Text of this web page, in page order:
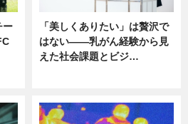
ー
「美しくありたい」は贅沢で
はない――乳がん経験から見
えた社会課題とビジ…